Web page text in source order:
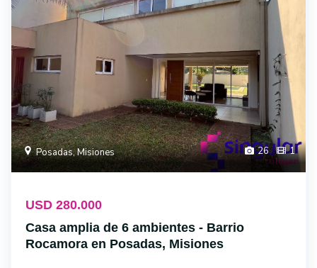
Posadas, Misiones 26 1
USD 280.000
Casa amplia de 6 ambientes - Barrio
Rocamora en Posadas, Misiones